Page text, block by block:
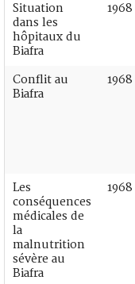
Situation
dans les
hôpitaux du
Biafra
1968
Conflit au
Biafra
1968
Les
conséquences
médicales de
la
malnutrition
sévère au
Biafra
1968